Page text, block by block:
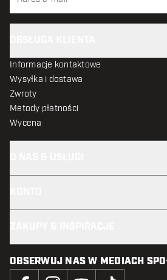
Informacje kontaktowe
Wysyłka i dostawa
Zwroty
Metody płatności
Wycena
OBSERWUJ NAS W MEDIACH